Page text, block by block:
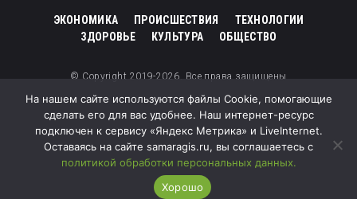
ЭКОНОМИКА ПРОИСШЕСТВИЯ
ТЕХНОЛОГИИ
ЗДОРОВЬЕ
КУЛЬТУРА ОБЩЕСТВО
© Copyright 2019-2026. Все права защищены
На нашем сайте используются файлы Cookie, помогающие
сделать его для вас удобнее. Наш интернет-ресурс
подключен к сервису «Яндекс Метрика» и LiveInternet.
Оставаясь на сайте samaragis.ru, вы соглашаетесь с
политикой обработки персональных данных.
Хорошо